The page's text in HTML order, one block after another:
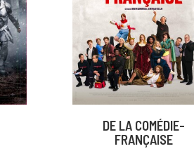
DE LA COMÉDIE-
FRANÇAISE